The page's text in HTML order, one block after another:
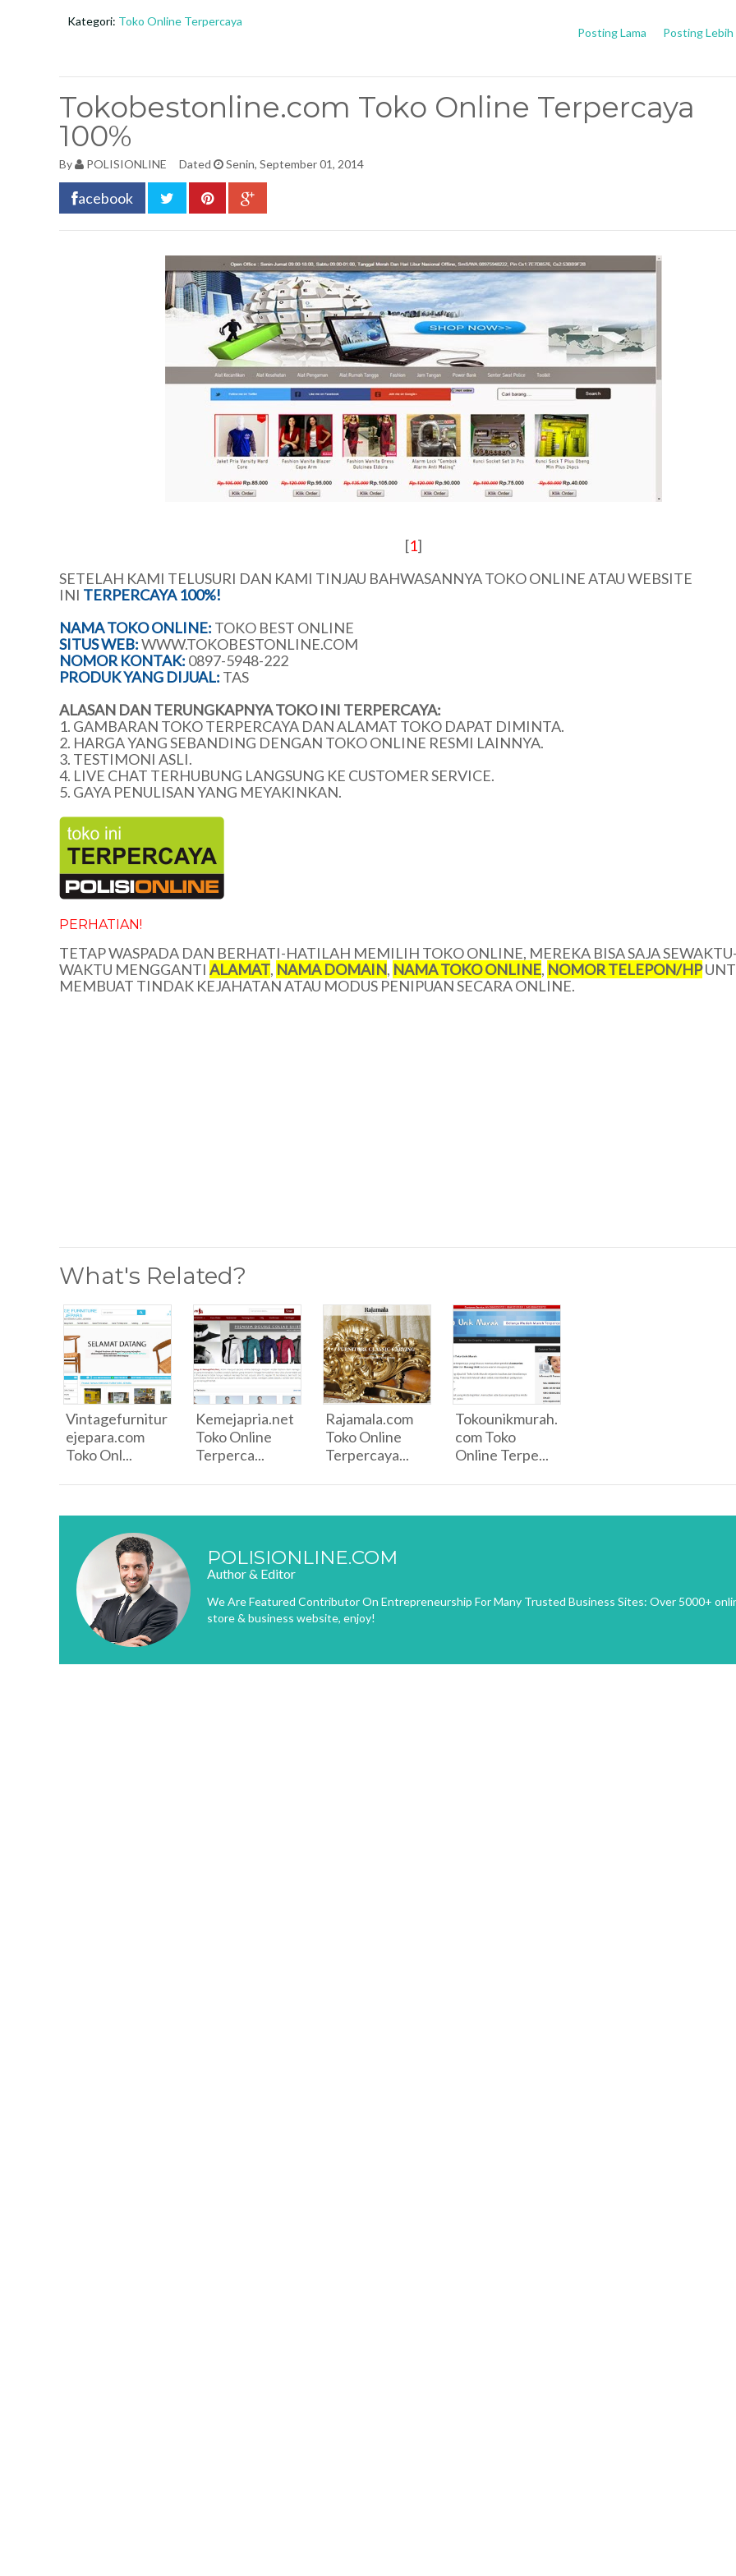
Kategori: Toko Online Terpercaya
Posting Lebih
Posting Lama
Tokobestonline.com Toko Online Terpercaya
100%
By POLISIONLINE Dated Senin, September 01, 2014
acebook
[1]
SETELAH KAMI TELUSURI DAN KAMI TINJAU BAHWASANNYA TOKO ONLINE ATAU WEBSITE
INI TERPERCAYA 100%!
NAMA TOKO ONLINE: TOKO BEST ONLINE
SITUS WEB:WWW.TOKOBESTONLINE.COM
NOMOR KONTAK: 0897-5948-222
PRODUK YANG DIJUAL: TAS
ALASAN DAN TERUNGKAPNYA TOKO INI TERPERCAYA:
1. GAMBARAN TOKO TERPERCAYA DAN ALAMAT TOKO DAPAT DIMINTA.
2. HARGA YANG SEBANDING DENGAN TOKO ONLINE RESMI LAINNYA.
3. TESTIMONI ASLI.
4. LIVE CHAT TERHUBUNG LANGSUNG KE CUSTOMER SERVICE.
5. GAYA PENULISAN YANG MEYAKINKAN.
PERHATIAN!
TETAP WASPADA DAN BERHATI-HATILAH MEMILIH TOKO ONLINE, MEREKA BISA SAJA
WAKTU MENGGANTI ALAMAT, NAMA DOMAIN, NAMA TOKO ONLINE, NOMOR TELEPON/HP
MEMBUAT TINDAK KEJAHATAN ATAU MODUS PENIPUAN SECARA ONLINE.
What's Related?
Vintagefurnitur
ejepara.com
Toko Onl...
Kemejapria.net
Toko Online
Terperca...
Rajamala.com
Toko Online
Terpercaya...
Tokounikmurah.
com Toko
Online Terpe...
POLISIONLINE.COM
Author & Editor
We Are Featured Contributor On Entrepreneurship For Many Trusted Business Sites: Over 5000+
store & business website, enjoy!